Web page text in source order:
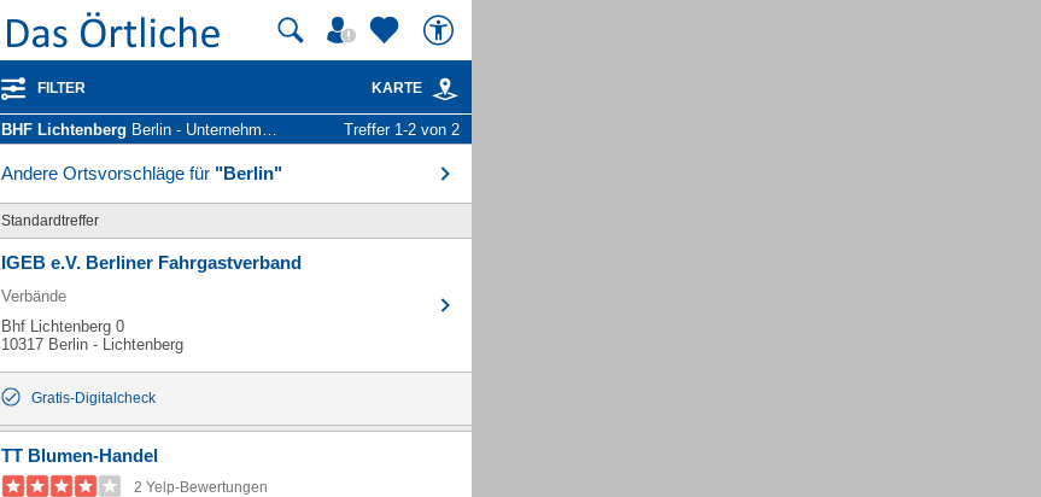
FILTER KARTE
BHF Lichtenberg Berlin - Unternehmen und Personen Treffer 1-2 von 2
Andere Ortsvorschläge für "Berlin"
Standardtreffer
IGEB e.V. Berliner Fahrgastverband
Verbände
Bhf Lichtenberg 0
10317 Berlin - Lichtenberg
Gratis-Digitalcheck
TT Blumen-Handel
2 Yelp-Bewertungen